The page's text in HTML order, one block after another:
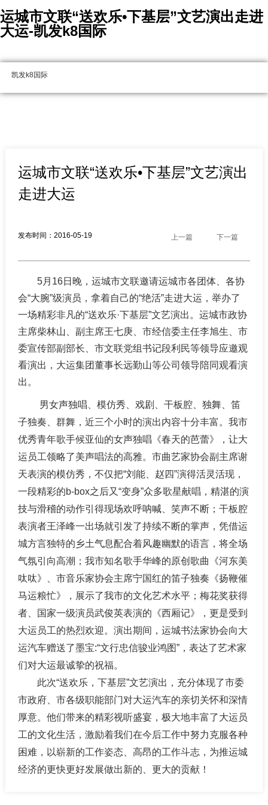
运城市文联“送欢乐•下基层”文艺演出走进
大运-凯发k8国际
凯发k8国际
运城市文联“送欢乐•下基层”文艺演出
走进大运
发布时间：2016-05-19 上一篇 下一篇
5月16日晚，运城市文联邀请运城市各团体、各协
会“大腕”级演员，拿着自己的“绝活”走进大运，举办了
一场精彩非凡的“送欢乐·下基层”文艺演出。运城市政协
主席柴林山、副主席王七庚、市经信委主任李旭生、市
委宣传部副部长、市文联党组书记段利民等领导应邀观
看演出，大运集团董事长远勤山等公司领导陪同观看演
出。
男女声独唱、模仿秀、戏剧、干板腔、独舞、笛
子独奏、群舞，近三个小时的演出内容十分丰富。我市
优秀青年歌手候亚仙的女声独唱《春天的芭蕾》，让大
运员工领略了美声唱法的高雅。市曲艺家协会副主席谢
天表演的模仿秀，不仅把“刘能、赵四”演得活灵活现，
一段精彩的b-box之后又“变身”众多歌星献唱，精湛的演
技与滑稽的动作引得现场欢呼呐喊、笑声不断；干板腔
表演者王泽峰一出场就引发了持续不断的掌声，凭借运
城方言独特的乡土气息配合着风趣幽默的语言，将全场
气氛引向高潮；我市知名歌手华峰的原创歌曲《河东美
呔呔》、市音乐家协会主席宁国红的笛子独奏《扬鞭催
马运粮忙》，展示了我市的文化艺术水平；梅花奖获得
者、国家一级演员武俊英表演的《西厢记》，更是受到
大运员工的热烈欢迎。演出期间，运城书法家协会向大
运汽车赠送了墨宝:“文行忠信骏业鸿图”，表达了艺术家
们对大运最诚挚的祝福。
此次“送欢乐，下基层”文艺演出，充分体现了市委
市政府、市各级职能部门对大运汽车的亲切关怀和深情
厚意。他们带来的精彩视听盛宴，极大地丰富了大运员
工的文化生活，激励着我们在今后工作中努力克服各种
困难，以崭新的工作姿态、高昂的工作斗志，为推运城
经济的更快更好发展做出新的、更大的贡献！